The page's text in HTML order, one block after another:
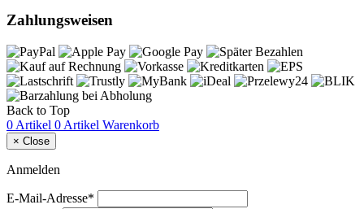
Zahlungsweisen
Back to Top
0 Artikel 0 Artikel Warenkorb
× Close
Anmelden
E-Mail-Adresse*